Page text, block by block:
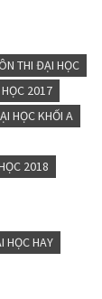
THI ĐẠI HỌC
2017
HỌC KHỐI A
2018
HỌC HAY